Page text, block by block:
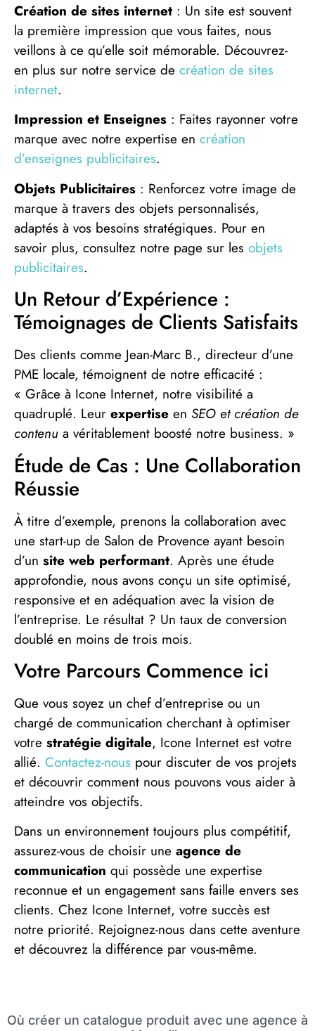
Création de sites internet : Un site est souvent
la première impression que vous faites, nous
veillons à ce qu’elle soit mémorable. Découvrez-
en plus sur notre service de création de sites
internet.
Impression et Enseignes : Faites rayonner votre
marque avec notre expertise en création
d’enseignes publicitaires.
Objets Publicitaires : Renforcez votre image de
marque à travers des objets personnalisés,
adaptés à vos besoins stratégiques. Pour en
savoir plus, consultez notre page sur les objets
publicitaires.
Un Retour d’Expérience :
Témoignages de Clients Satisfaits
Des clients comme Jean-Marc B., directeur d’une
PME locale, témoignent de notre efficacité :
« Grâce à Icone Internet, notre visibilité a
quadruplé. Leur expertise en SEO et création de
contenu a véritablement boosté notre business. »
Étude de Cas : Une Collaboration
Réussie
À titre d’exemple, prenons la collaboration avec
une start-up de Salon de Provence ayant besoin
d’un site web performant. Après une étude
approfondie, nous avons conçu un site optimisé,
responsive et en adéquation avec la vision de
l’entreprise. Le résultat ? Un taux de conversion
doublé en moins de trois mois.
Votre Parcours Commence ici
Que vous soyez un chef d’entreprise ou un
chargé de communication cherchant à optimiser
votre stratégie digitale, Icone Internet est votre
allié. Contactez-nous pour discuter de vos projets
et découvrir comment nous pouvons vous aider à
atteindre vos objectifs.
Dans un environnement toujours plus compétitif,
assurez-vous de choisir une agence de
communication qui possède une expertise
reconnue et un engagement sans faille envers ses
clients. Chez Icone Internet, votre succès est
notre priorité. Rejoignez-nous dans cette aventure
et découvrez la différence par vous-même.
Où créer un catalogue produit avec une agence à